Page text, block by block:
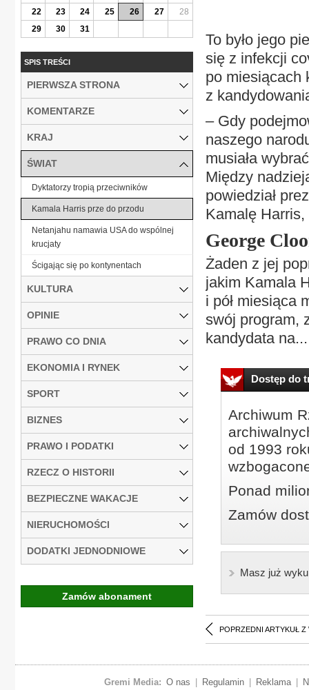
To było jego
się z infekcji
po miesiącach
z
– Gdy
naszego
musiała
Między
powiedział
Kamalę Harris,
George
Żaden z jej
jakim Kamala
i pół miesiąca
swój program,
kandydata na...
Dostęp do
Archiwum
od 1993
Ponad
Zamów
Masz już
POPRZEDNI ARTYKUŁ Z
22
23 24 25 26 27
28
29
30 31
SPIS TREŚCI
PIERWSZA STRONA
KOMENTARZE
KRAJ
ŚWIAT
Dyktatorzy tropią przeciwników
Kamala Harris prze do przodu
Netanjahu namawia USA do wspólnej
krucjaty
Ścigając się po kontynentach
KULTURA
OPINIE
PRAWO CO DNIA
EKONOMIA I RYNEK
SPORT
BIZNES
PRAWO I PODATKI
RZECZ O HISTORII
BEZPIECZNE WAKACJE
NIERUCHOMOŚCI
DODATKI JEDNODNIOWE
Zamów abonament
Gremi Media: O nas Regulamin Reklama